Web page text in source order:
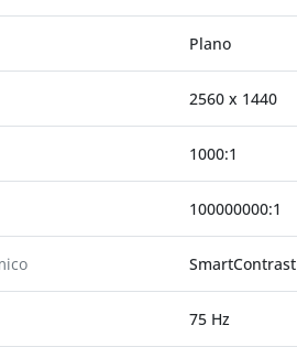
Plano
2560 x 1440
1000:1
100000000:1
SmartContrast
75 Hz